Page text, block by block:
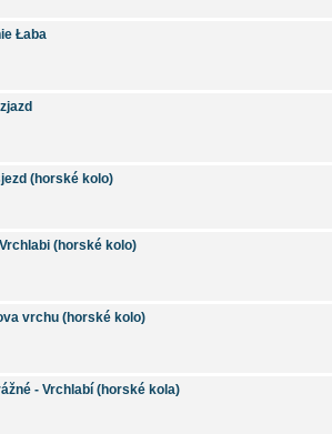
Łaba
(horské kolo)
(horské kolo)
vrchu (horské kolo)
- Vrchlabí (horské kola)